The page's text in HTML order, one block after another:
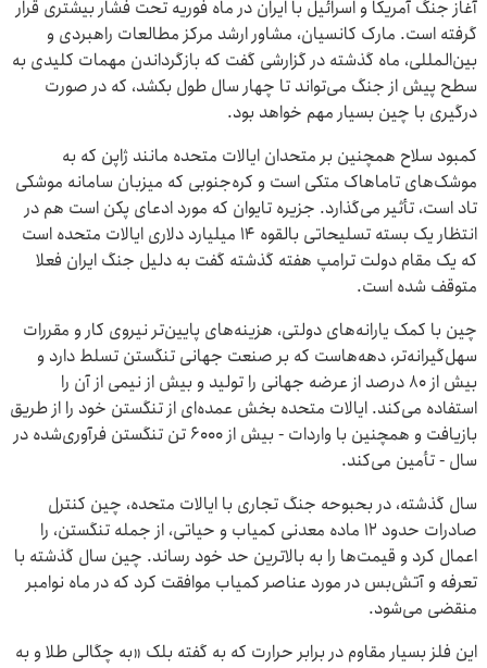
آغاز جنگ آمریکا و اسرائیل با ایران در ماه فوریه تحت فشار بیشتری قرار
گرفته است. مارک کانسیان، مشاور ارشد مرکز مطالعات راهبردی و
بین‌المللی، ماه گذشته در گزارشی گفت که بازگرداندن مهمات کلیدی به
سطح پیش از جنگ می‌تواند تا چهار سال طول بکشد، که در صورت
درگیری با چین بسیار مهم خواهد بود.
کمبود سلاح همچنین بر متحدان ایالات متحده مانند ژاپن که به
موشک‌های تاماهاک متکی است و کره‌جنوبی که میزبان سامانه موشکی
تاد است، تأثیر می‌گذارد. جزیره تایوان که مورد ادعای پکن است هم در
انتظار یک بسته تسلیحاتی بالقوه ۱۴ میلیارد دلاری ایالات متحده است
که یک مقام دولت ترامپ هفته گذشته گفت به دلیل جنگ ایران فعلا
متوقف شده است.
چین با کمک یارانه‌های دولتی، هزینه‌های پایین‌تر نیروی کار و مقررات
سهل‌گیرانه‌تر، دهه‌هاست که بر صنعت جهانی تنگستن تسلط دارد و
بیش از ۸۰ درصد از عرضه جهانی را تولید و بیش از نیمی از آن را
استفاده می‌کند. ایالات متحده بخش عمده‌ای از تنگستن خود را از طریق
بازیافت و همچنین با واردات - بیش از 6000 تن تنگستن فرآوری‌شده در
سال - تأمین می‌کند.
سال گذشته، در بحبوحه جنگ تجاری با ایالات متحده، چین کنترل
صادرات حدود 12 ماده معدنی کمیاب و حیاتی، از جمله تنگستن، را
اعمال کرد و قیمت‌ها را به بالاترین حد خود رساند. چین سال گذشته با
تعرفه و آتش‌بس در مورد عناصر کمیاب موافقت کرد که در ماه نوامبر
منقضی می‌شود.
این فلز بسیار مقاوم در برابر حرارت که به گفته بلک «به چگالی طلا و به